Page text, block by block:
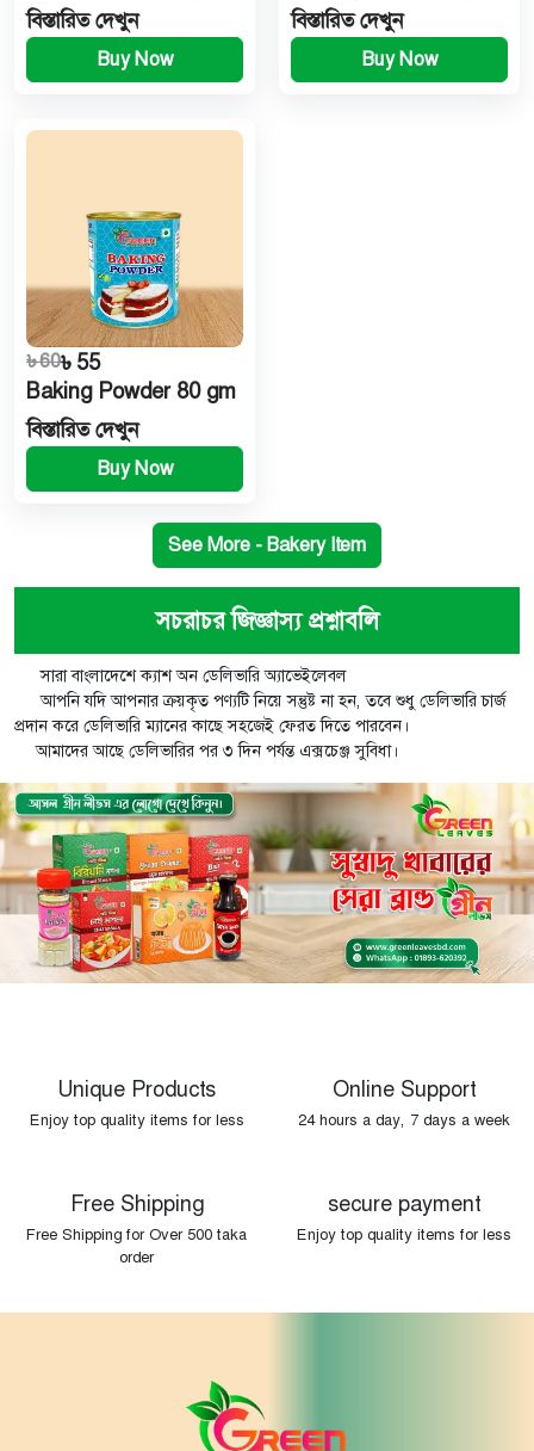
বিস্তারিত দেখুন
Buy Now
বিস্তারিত দেখুন
Buy Now
৳ 60৳ 55
Baking Powder 80 gm
বিস্তারিত দেখুন
Buy Now
See More - Bakery Item
সচরাচর জিজ্ঞাস্য প্রশ্নাবলি
সারা বাংলাদেশে ক্যাশ অন ডেলিভারি অ্যাভেইলেবল
আপনি যদি আপনার ক্রয়কৃত পণ্যটি নিয়ে সন্তুষ্ট না হন, তবে শুধু ডেলিভারি চার্জ
প্রদান করে ডেলিভারি ম্যানের কাছে সহজেই ফেরত দিতে পারবেন।
আমাদের আছে ডেলিভারির পর ৩ দিন পর্যন্ত এক্সচেঞ্জ সুবিধা।
Unique Products
Enjoy top quality items for less
Online Support
24 hours a day, 7 days a week
Free Shipping
Free Shipping for Over 500 taka
order
secure payment
Enjoy top quality items for less